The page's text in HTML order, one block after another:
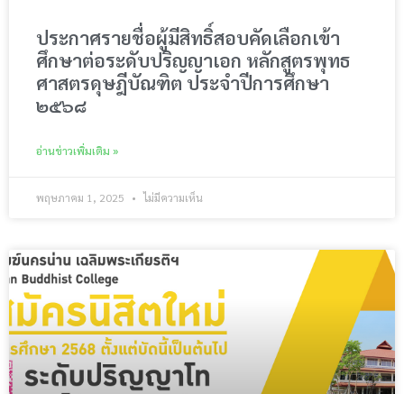
ประกาศรายชื่อผู้มีสิทธิ์สอบคัดเลือกเข้า
ศึกษาต่อระดับปริญญาเอก หลักสูตรพุทธ
ศาสตรดุษฎีบัณฑิต ประจำปีการศึกษา
๒๕๖๘
อ่านข่าวเพิ่มเติม »
พฤษภาคม 1, 2025 ไม่มีความเห็น